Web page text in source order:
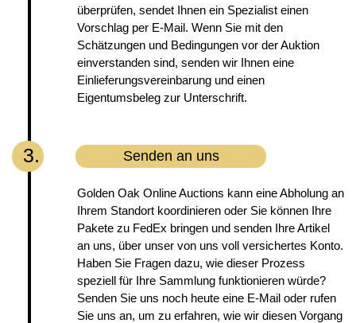
überprüfen, sendet Ihnen ein Spezialist einen
Vorschlag per E-Mail. Wenn Sie mit den
Schätzungen und Bedingungen vor der Auktion
einverstanden sind, senden wir Ihnen eine
Einlieferungsvereinbarung und einen
Eigentumsbeleg zur Unterschrift.
3. Senden an uns
Golden Oak Online Auctions kann eine Abholung an
Ihrem Standort koordinieren oder Sie können Ihre
Pakete zu FedEx bringen und senden Ihre Artikel
an uns, über unser von uns voll versichertes Konto.
Haben Sie Fragen dazu, wie dieser Prozess
speziell für Ihre Sammlung funktionieren würde?
Senden Sie uns noch heute eine E-Mail oder rufen
Sie uns an, um zu erfahren, wie wir diesen Vorgang